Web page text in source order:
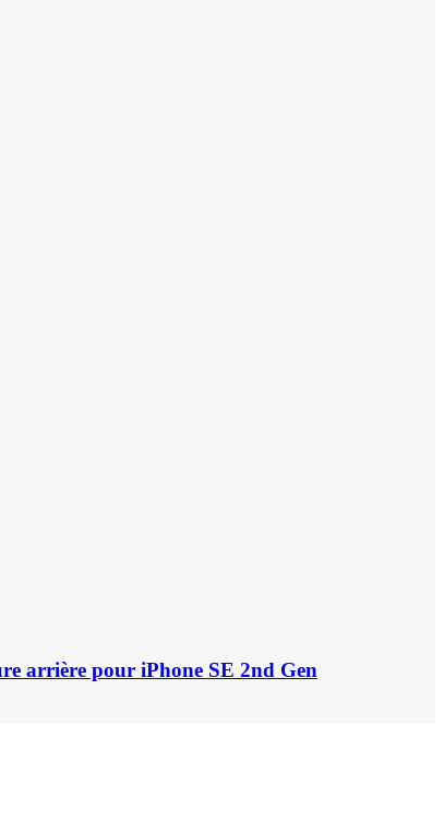
arrière pour iPhone SE 2nd Gen